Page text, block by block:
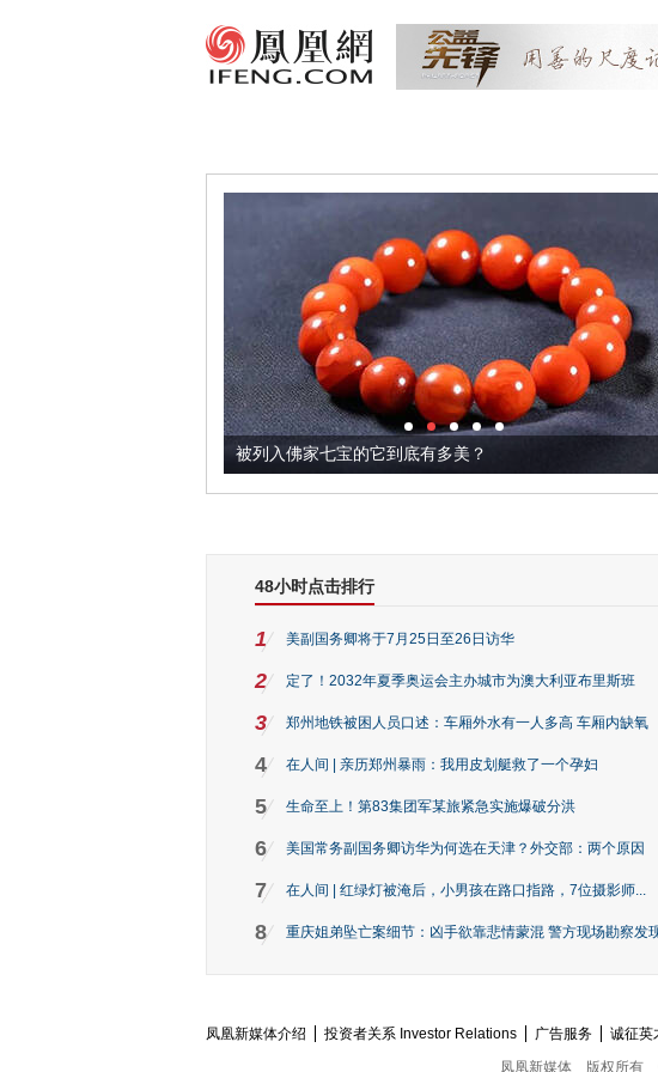
被列入佛家七宝的它到底有多美？
48小时点击排行
1 美副国务卿将于7月25日至26日访华
2 定了！2032年夏季奥运会主办城市为澳大利亚布里斯班
3 郑州地铁被困人员口述：车厢外水有一人多高 车厢内缺氧
4 在人间 | 亲历郑州暴雨：我用皮划艇救了一个孕妇
5 生命至上！第83集团军某旅紧急实施爆破分洪
6 美国常务副国务卿访华为何选在天津？外交部：两个原因
7 在人间 | 红绿灯被淹后，小男孩在路口指路，7位摄影师...
8 重庆姐弟坠亡案细节：凶手欲靠悲情蒙混 警方现场勘察发
凤凰新媒体介绍 投资者关系 Investor Relations 广告服务 诚征英
凤凰新媒体
版权所有